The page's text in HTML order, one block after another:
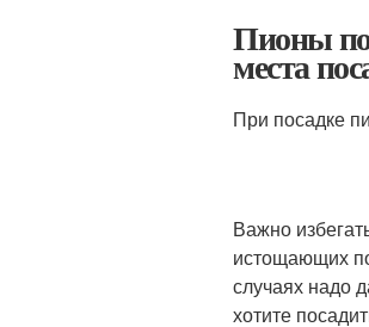
Пионы
места
При посадке
Важно
истощающих
случаях надо
хотите